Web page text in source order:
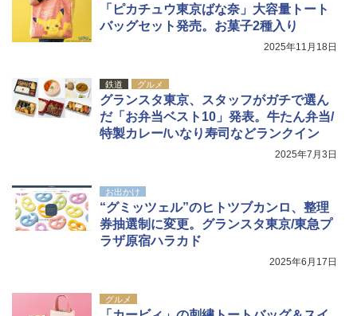
￥1,540
￥9,990
ラックコーティング フルクローズ メッシュ 3
人用 簡単設置 ポップアップテント PATC-15
0B エクルベージュ
￥10,990
￥3,680
可能 安全ロック付き 高安全性 金属製耐久 コ
ンパクト多機能設計 持ち運び便利 アウトド
ア/オフィス/教育現場/展示会用 緑
￥1,180
「ピカチュウ東京ばな奈」大容量トート
バッグセット発売。お菓子2種入り
2025年11月18日
鉄道 グルメ
グランスタ東京、スタッフがガチで選ん
だ「お弁当ベスト10」発表。牛たん弁当/
特製カレー/いなり寿司などランクイン
2025年7月3日
お出かけ
“グミッツェル”のヒトツブカンロ、整理
券抽選制に変更。グランスタ東京/東急プ
ラザ原宿ハラカド
2025年6月17日
グルメ